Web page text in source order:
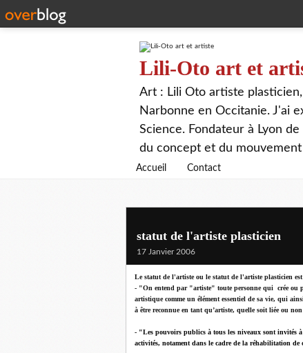
Lili-Oto art et
Art : Lili Oto artiste
Narbonne en Occitanie. J'ai
Science. Fondateur à Lyon
du concept et du
Accueil Contact
statut de l'artiste plasticien
17 Janvier 2006
Le statut de l'artiste ou le statut de l'artiste plasticien
- "On entend par "artiste" toute personne qui crée ou
artistique comme un élément essentiel de sa vie, qui
à être reconnue en tant qu’artiste, quelle soit liée ou
- "Les pouvoirs publics à tous les niveaux sont invités
activités, notament dans le cadre de la réhabilitation